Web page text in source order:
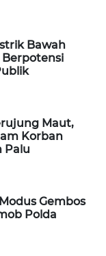
Bawah
Berpotensi
Maut,
Korban
Palu
Gembos
Polda